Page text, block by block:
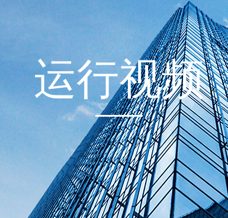
运行视频